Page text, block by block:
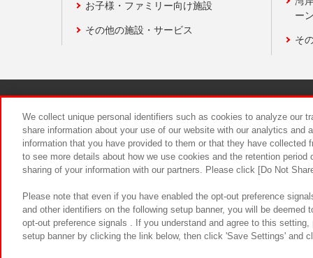
お子様・ファミリー向け施設
その他の施設・サービス
ー
そ
食品のご
We collect unique personal identifiers such as cookies to analyze our
share information about your use of our website with our analytics and
information that you have provided to them or that they have
to see more details about how we use cookies and the retention
sharing of your information with our partners. Please click [Do Not
Please note that even if you have enabled the opt-out preference
and other identifiers on the following setup banner, you will be
opt-out preference signals . If you understand and agree to this
setup banner by clicking the link below, then click 'Save Settings' and